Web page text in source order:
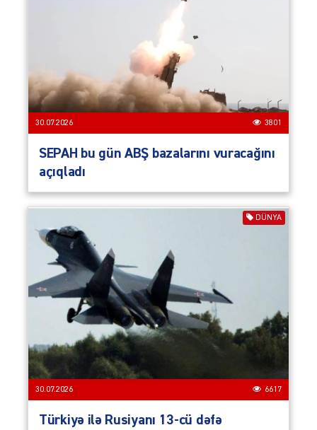
30.07.2026 3801
SEPAH bu gün ABŞ bazalarını vuracağını
açıqladı
DÜNYA
30.07.2026 6617
Türkiyə ilə Rusiyanı 13-cü dəfə